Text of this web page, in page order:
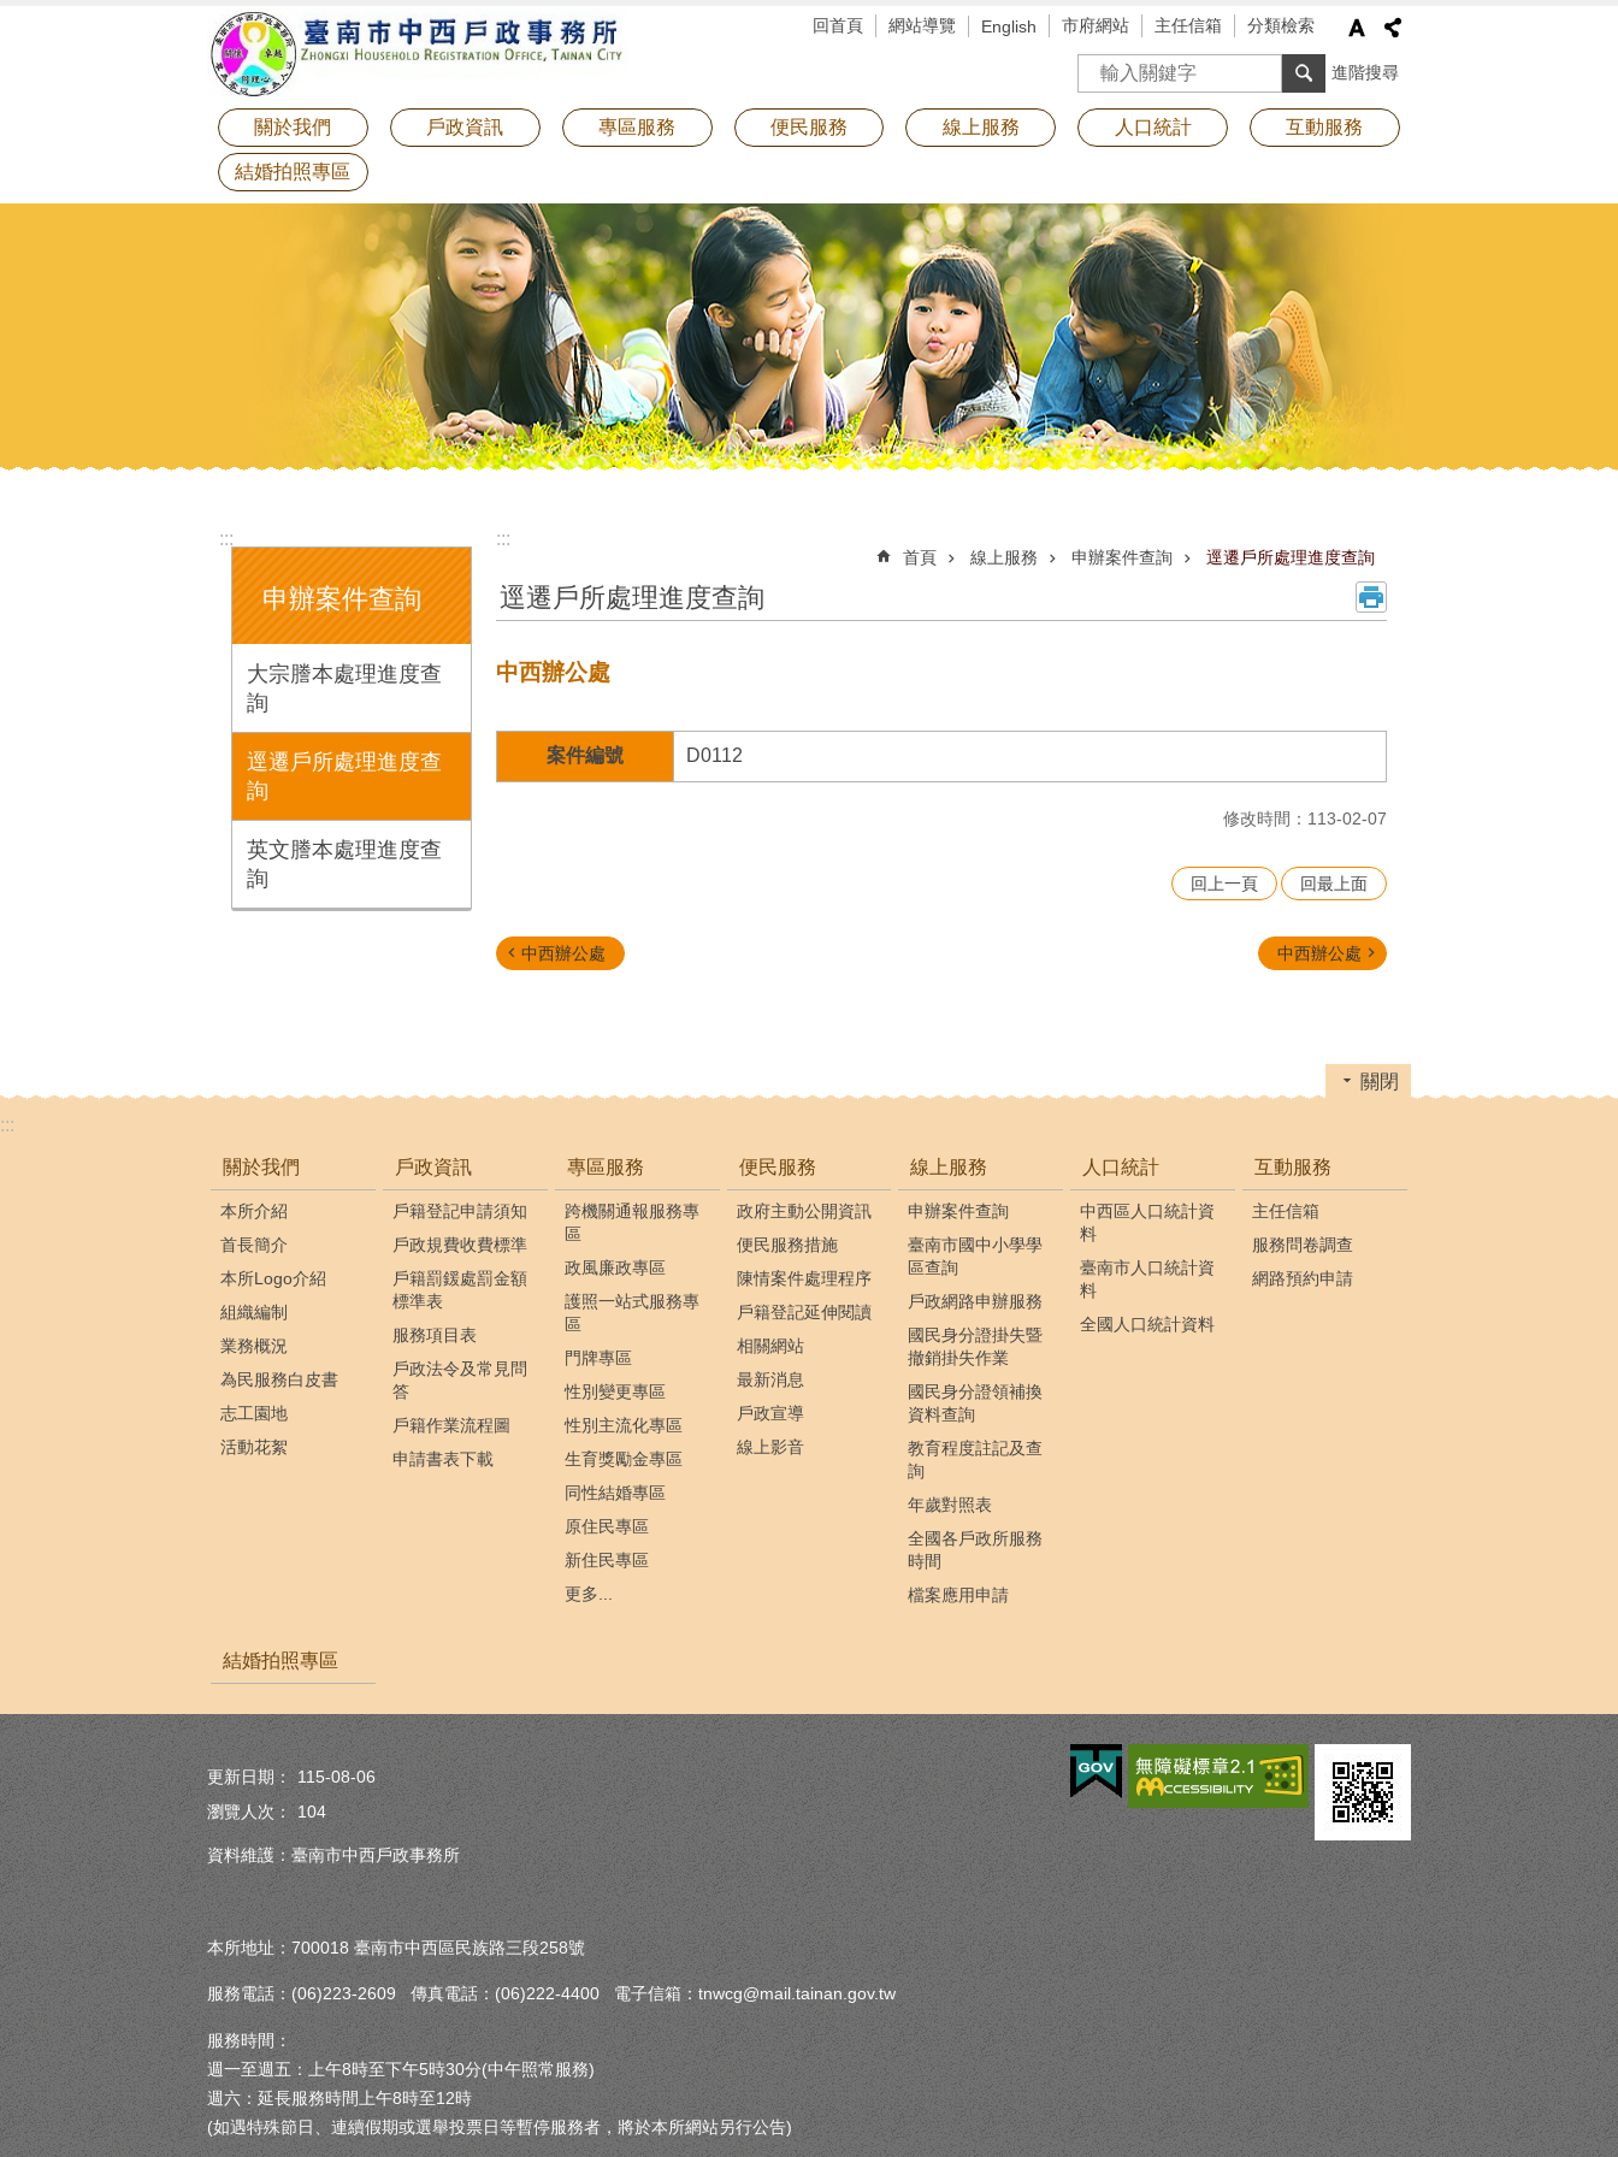
回首頁 網站導覽 English 市府網站 主任信箱 分類檢索
搜尋 進階搜尋
關於我們 戶政資訊 專區服務 便民服務 線上服務 人口統計 互動服務
結婚拍照專區
:::
申辦案件查詢
大宗謄本處理進度查
詢
逕遷戶所處理進度查
詢
英文謄本處理進度查
詢
:::
首頁 線上服務 申辦案件查詢 逕遷戶所處理進度查詢
逕遷戶所處理進度查詢
中西辦公處
案件編號 D0112
修改時間：113-02-07
回上一頁 回最上面
中西辦公處 中西辦公處
關閉
:::
關於我們
本所介紹
首長簡介
本所Logo介紹
組織編制
業務概況
為民服務白皮書
志工園地
活動花絮
戶政資訊
戶籍登記申請須知
戶政規費收費標準
戶籍罰鍰處罰金額
標準表
服務項目表
戶政法令及常見問
答
戶籍作業流程圖
申請書表下載
專區服務
跨機關通報服務專
區
政風廉政專區
護照一站式服務專
區
門牌專區
性別變更專區
性別主流化專區
生育獎勵金專區
同性結婚專區
原住民專區
新住民專區
更多...
便民服務
政府主動公開資訊
便民服務措施
陳情案件處理程序
戶籍登記延伸閱讀
相關網站
最新消息
戶政宣導
線上影音
線上服務
申辦案件查詢
臺南市國中小學學
區查詢
戶政網路申辦服務
國民身分證掛失暨
撤銷掛失作業
國民身分證領補換
資料查詢
教育程度註記及查
詢
年歲對照表
全國各戶政所服務
時間
檔案應用申請
人口統計
中西區人口統計資
料
臺南市人口統計資
料
全國人口統計資料
互動服務
主任信箱
服務問卷調查
網路預約申請
結婚拍照專區
更新日期：
115-08-06
瀏覽人次：
104
資料維護：臺南市中西戶政事務所
本所地址：700018 臺南市中西區民族路三段258號
服務電話：(06)223-2609 傳真電話：(06)222-4400 電子信箱：tnwcg@mail.tainan.gov.tw
服務時間：
週一至週五：上午8時至下午5時30分(中午照常服務)
週六：延長服務時間上午8時至12時
(如遇特殊節日、連續假期或選舉投票日等暫停服務者，將於本所網站另行公告)